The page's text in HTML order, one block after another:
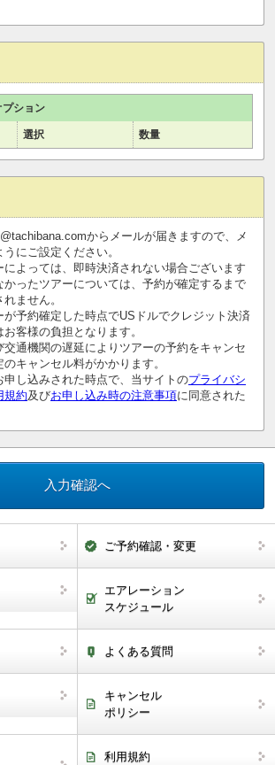
プション
選択 数量
からメールが届きますので、メ
にご設定ください。
によっては、即時決済されない場合ございます
かったツアーについては、予約が確定するまで
ません。
が予約確定した時点でUSドルでクレジット決済
客様の負担となります。
交通機関の遅延によりツアーの予約をキャンセ
キャンセル料がかかります。
申し込みされた時点で、当サイトのプライバシ
規約及びお申し込み時の注意事項に同意された
ご予約確認・変更
エアレーション
スケジュール
よくある質問
キャンセル
ポリシー
利用規約